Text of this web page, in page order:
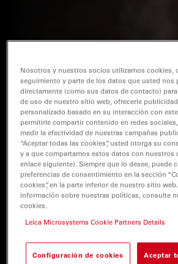
Nosotros y nuestros socios utilizamos cookies,
seguimiento y parte de los datos que usted nos
directamente (como sus datos de contacto)
de uso de nuestro sitio web, ofrecerle
personalizado basado en su interacción con
permitirle compartir contenido en redes
medir la efectividad de nuestras campañas
“Aceptar todas las cookies”, usted otorga su
y a que compartamos estos datos con nuestros
enlace siguiente). Siempre que lo desee, puede
preferencias de consentimiento en la sección
cookies”, en la parte inferior de nuestro sitio
información sobre nuestras políticas, consulte
cookies.
Leica Microsystems Cookie Partners Details
Configuración de cookies Aceptar